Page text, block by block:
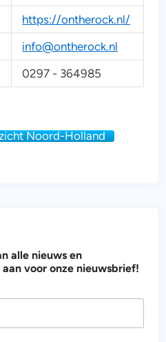
https://ontherock.nl/
info@ontherock.nl
0297 - 364985
Noord-Holland
alle nieuws en
voor onze nieuwsbrief!